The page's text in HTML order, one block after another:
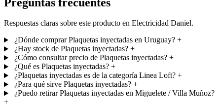
Respuestas claras sobre este producto en Electricidad Daniel.
¿Dónde comprar Plaquetas inyectadas en Uruguay? +
¿Hay stock de Plaquetas inyectadas? +
¿Cómo consultar precio de Plaquetas inyectadas? +
¿Qué es Plaquetas inyectadas? +
¿Plaquetas inyectadas es de la categoría Linea Loft? +
¿Para qué sirve Plaquetas inyectadas? +
¿Puedo retirar Plaquetas inyectadas en Miguelete / Villa Muñoz?
+